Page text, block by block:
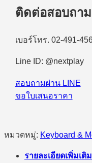
&
Mouse
+
ชิ้น
ติดต่อสอบถา
เบอร์โทร. 02-491-
Line ID: @nextplay
สอบถามผ่าน LINE
ขอใบเสนอราคา
หมวดหมู่: Keyboard &
รายละเอียดเพิ่มเติม